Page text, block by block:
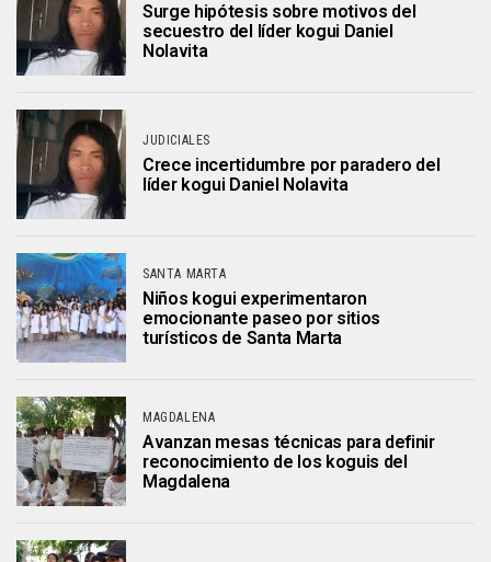
Surge hipótesis sobre motivos del
secuestro del líder kogui Daniel
Nolavita
JUDICIALES
Crece incertidumbre por paradero del
líder kogui Daniel Nolavita
SANTA MARTA
Niños kogui experimentaron
emocionante paseo por sitios
turísticos de Santa Marta
MAGDALENA
Avanzan mesas técnicas para definir
reconocimiento de los koguis del
Magdalena